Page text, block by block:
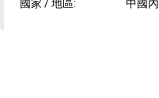
國家 / 地區:
中國